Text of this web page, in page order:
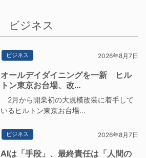
ビジネス
ビジネス 2026年8月7日
オールデイダイニングを一新 ヒル
トン東京お台場、改…
2月から開業初の大規模改装に着手して
いるヒルトン東京お台場…
ビジネス 2026年8月7日
AIは「手段」、最終責任は「人間の